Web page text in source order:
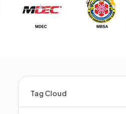
Tag Cloud